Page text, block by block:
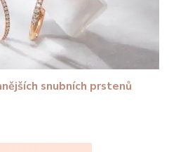
snubních prstenů